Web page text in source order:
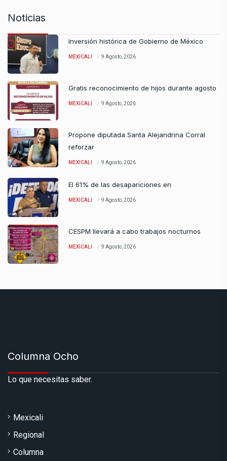
Noticias
Inversión histórica de Gobierno de México
MEXICALI 9 Agosto, 2026
Gratis reconocimiento de hijos durante agosto
MEXICALI 9 Agosto, 2026
Propone diputada Santa Alejandrina Corral
reforzar
MEXICALI 9 Agosto, 2026
El 61% de las desapariciones en
MEXICALI 9 Agosto, 2026
CESPM llevará a cabo trabajos nocturnos
MEXICALI 9 Agosto, 2026
Columna Ocho
Lo que necesitas saber.
Mexicali
Regional
Columna